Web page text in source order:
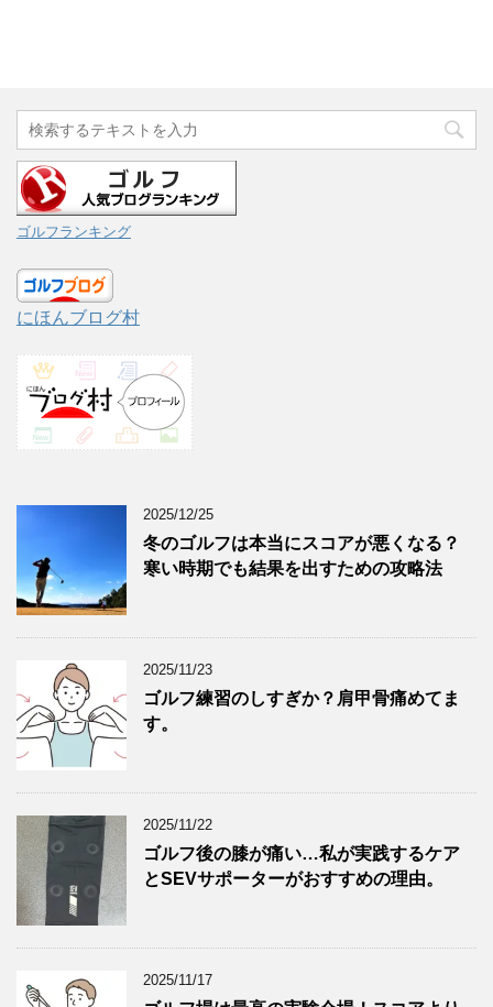
ゴルフランキング
にほんブログ村
2025/12/25
冬のゴルフは本当にスコアが悪くなる？
寒い時期でも結果を出すための攻略法
2025/11/23
ゴルフ練習のしすぎか？肩甲骨痛めてま
す。
2025/11/22
ゴルフ後の膝が痛い…私が実践するケア
とSEVサポーターがおすすめの理由。
2025/11/17